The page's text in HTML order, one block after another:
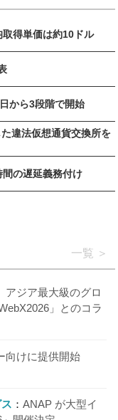
得単価は約10ドル
から3段階で開始
違法仮想通貨交換所を
の遅延義務付け
一覧
アジア最大級のグロ
」とのコラ
向けに提供開始
ANAP が大型イ